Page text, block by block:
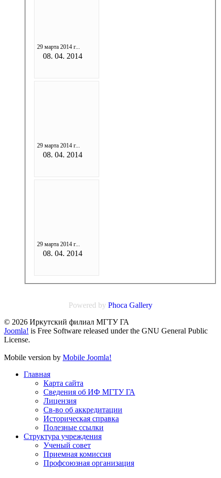
29 марта 2014 г...
08. 04. 2014
29 марта 2014 г...
08. 04. 2014
29 марта 2014 г...
08. 04. 2014
Powered by Phoca Gallery
© 2026 Иркутский филиал МГТУ ГА
Joomla! is Free Software released under the GNU General Public
License.
Mobile version by Mobile Joomla!
Главная
Карта сайта
Сведения об ИФ МГТУ ГА
Лицензия
Св-во об аккредитации
Историческая справка
Полезные ссылки
Структура учреждения
Ученый совет
Приемная комиссия
Профсоюзная организация